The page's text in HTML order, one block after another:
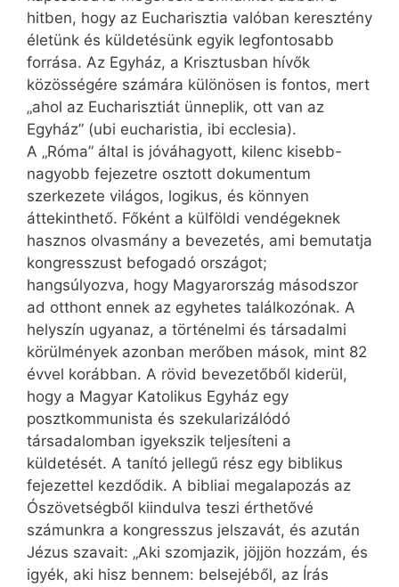
hitben, hogy az Eucharisztia valóban keresztény
életünk és küldetésünk egyik legfontosabb
forrása. Az Egyház, a Krisztusban hívők
közösségére számára különösen is fontos, mert
„ahol az Eucharisztiát ünneplik, ott van az
Egyház” (ubi eucharistia, ibi ecclesia).
A „Róma” által is jóváhagyott, kilenc kisebb-
nagyobb fejezetre osztott dokumentum
szerkezete világos, logikus, és könnyen
áttekinthető. Főként a külföldi vendégeknek
hasznos olvasmány a bevezetés, ami bemutatja
kongresszust befogadó országot;
hangsúlyozva, hogy Magyarország másodszor
ad otthont ennek az egyhetes találkozónak. A
helyszín ugyanaz, a történelmi és társadalmi
körülmények azonban merőben mások, mint 82
évvel korábban. A rövid bevezetőből kiderül,
hogy a Magyar Katolikus Egyház egy
posztkommunista és szekularizálódó
társadalomban igyekszik teljesíteni a
küldetését. A tanító jellegű rész egy biblikus
fejezettel kezdődik. A bibliai megalapozás az
Ószövetségből kiindulva teszi érthetővé
számunkra a kongresszus jelszavát, és azután
Jézus szavait: „Aki szomjazik, jöjjön hozzám, és
igyék, aki hisz bennem: belsejéből, az Írás